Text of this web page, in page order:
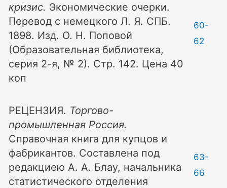
кризис. Экономические очерки.
Перевод с немецкого Л. Я. СПБ.
1898. Изд. О. Н. Поповой
(Образовательная библиотека,
серия 2-я, № 2). Стр. 142. Цена 40
коп
60-
62
РЕЦЕНЗИЯ. Торгово-
промышленная Россия.
Справочная книга для купцов и
фабрикантов. Составлена под
редакциею А. А. Блау, начальника
статистического отделения
63-
66